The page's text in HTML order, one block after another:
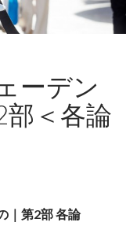
ーデン
＜各論
｜第2部 各論